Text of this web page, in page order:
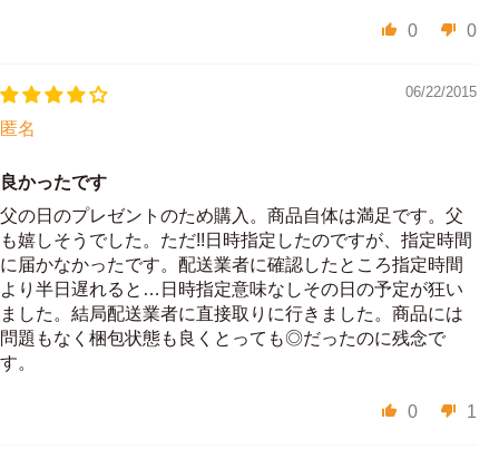
0 0
06/22/2015
匿名
良かったです
父の日のプレゼントのため購入。商品自体は満足です。父
も嬉しそうでした。ただ!!日時指定したのですが、指定時間
に届かなかったです。配送業者に確認したところ指定時間
より半日遅れると…日時指定意味なしその日の予定が狂い
ました。結局配送業者に直接取りに行きました。商品には
問題もなく梱包状態も良くとっても◎だったのに残念で
す。
0 1